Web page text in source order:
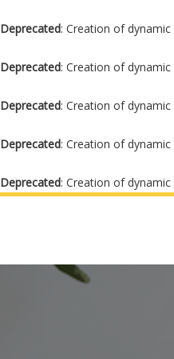
Deprecated: Creation of
Deprecated: Creation of
Deprecated: Creation of
Deprecated: Creation of
Deprecated: Creation of